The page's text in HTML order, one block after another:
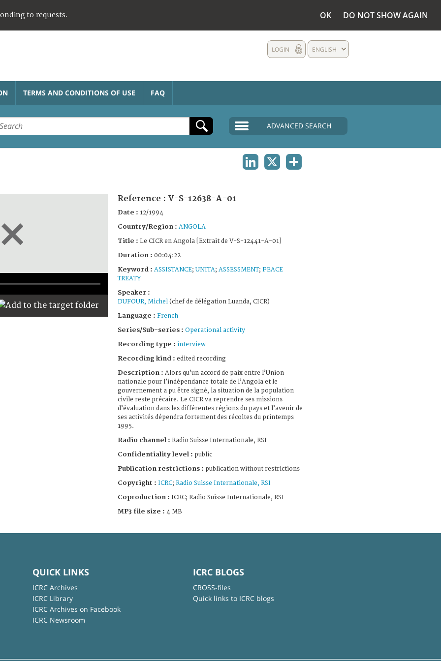
to requests. OK DO NOT SHOW AGAIN
ENGLISH
LOGIN
TERMS AND CONDITIONS OF USE FAQ
ADVANCED SEARCH
Reference : V-S-12638-A-01
Date : 12/1994
Country/Region : ANGOLA
Title : Le CICR en Angola [Extrait de V-S-12441-A-01]
Duration : 00:04:22
Keyword : ASSISTANCE; UNITA; ASSESSMENT; PEACE
TREATY
Speaker :
DUFOUR, Michel (chef de délégation Luanda, CICR)
Language : French
Series/Sub-series : Operational activity
Recording type : interview
Recording kind : edited recording
Description : Alors qu’un accord de paix entre l’Union
nationale pour l’indépendance totale de l’Angola et le
gouvernement a pu être signé, la situation de la population
civile reste précaire. Le CICR va reprendre ses missions
d’évaluation dans les différentes régions du pays et l’avenir de
ses activités dépendra fortement des récoltes du printemps
1995.
Radio channel : Radio Suisse Internationale, RSI
Confidentiality level : public
Publication restrictions : publication without restrictions
Copyright : ICRC; Radio Suisse Internationale, RSI
Coproduction : ICRC; Radio Suisse Internationale, RSI
MP3 file size : 4 MB
QUICK LINKS
ICRC Archives
ICRC Library
ICRC Archives on Facebook
ICRC Newsroom
ICRC BLOGS
CROSS-files
Quick links to ICRC blogs